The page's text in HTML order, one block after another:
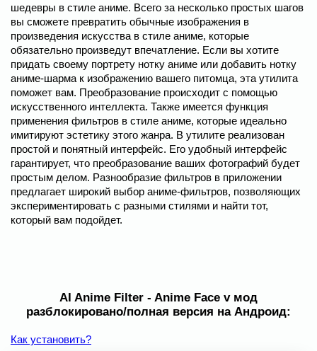
шедевры в стиле аниме. Всего за несколько простых шагов
вы сможете превратить обычные изображения в
произведения искусства в стиле аниме, которые
обязательно произведут впечатление. Если вы хотите
придать своему портрету нотку аниме или добавить нотку
аниме-шарма к изображению вашего питомца, эта утилита
поможет вам. Преобразование происходит с помощью
искусственного интеллекта. Также имеется функция
применения фильтров в стиле аниме, которые идеально
имитируют эстетику этого жанра. В утилите реализован
простой и понятный интерфейс. Его удобный интерфейс
гарантирует, что преобразование ваших фотографий будет
простым делом. Разнообразие фильтров в приложении
предлагает широкий выбор аниме-фильтров, позволяющих
экспериментировать с разными стилями и найти тот,
который вам подойдет.
AI Anime Filter - Anime Face v мод
разблокировано/полная версия на Андроид:
Как установить?